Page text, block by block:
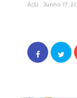
À(s) : Junho 17,